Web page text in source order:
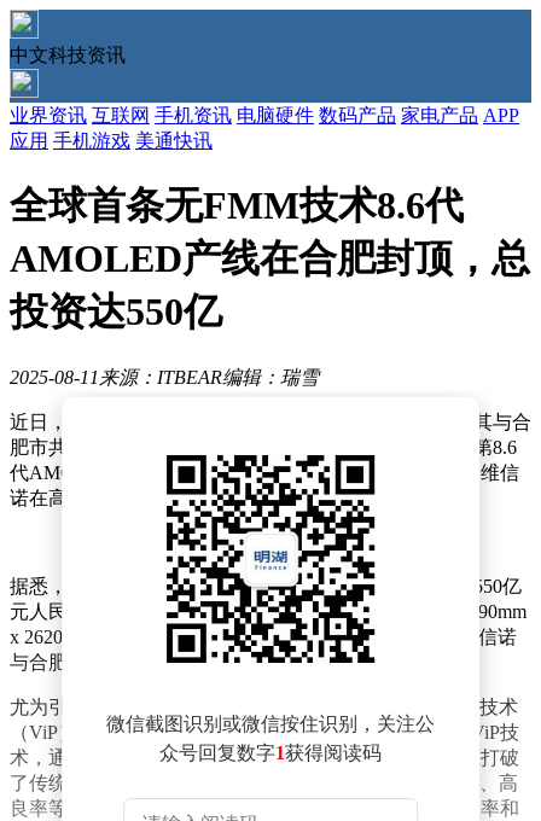
中文科技资讯
业界资讯 互联网 手机资讯 电脑硬件 数码产品 家电产品 APP
应用 手机游戏 美通快讯
全球首条无FMM技术8.6代
AMOLED产线在合肥封顶，总
投资达550亿
2025-08-11 来源：ITBEAR编辑：瑞雪
近日，国内显示面板巨头维信诺宣布了一项重大进展，其与合
肥市共同投资的合肥国显科技有限公司（合肥国显）的第8.6
代AMOLED生产线主厂房已成功封顶。这一消息标志着维信
诺在高端显示技术领域的又一里程碑。
据悉，该生产线坐落于合肥新站高新区，总投资额高达550亿
元人民币，设计产能为每月3.2万片玻璃基板（尺寸为2290mm
x 2620mm）。合肥国显作为项目的建设和运营方，由维信诺
与合肥市投资平台共同出资设立。
尤为引人注目的是，这条生产线是全球首条采用无FMM技术
（ViP）的高世代AMOLED生产线。维信诺自主研发的ViP技
术，通过半导体光刻工艺实现AMOLED像素制备，彻底打破
了传统FMM工艺的限制。该技术具有独立像素、高精度、高
良率等显著优势，能够大幅提升AMOLED面板的切割效率和
微信截图识别或微信按住识别，关注公
众号回复数字1获得阅读码